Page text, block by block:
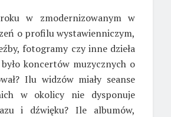
w zmodernizowanym w
o profilu wystawienniczym,
fotogramy czy inne dzieła
koncertów muzycznych o
Ilu widzów miały seanse
w okolicy nie dysponuje
i dźwięku? Ile albumów,